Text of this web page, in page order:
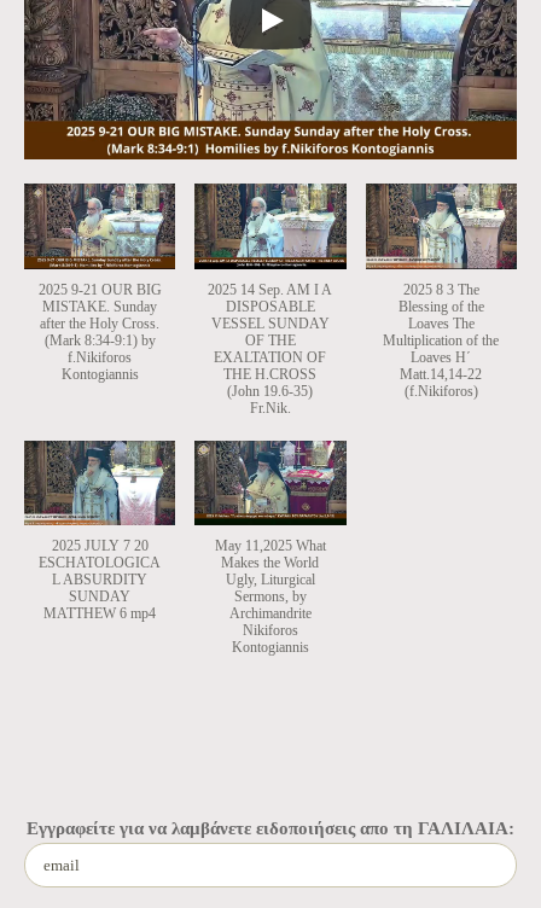
2025 9-21 OUR BIG
MISTAKE. Sunday
after the Holy Cross.
(Mark 8:34-9:1) by
f.Nikiforos
Kontogiannis
2025 14 Sep. AM I A
DISPOSABLE
VESSEL SUNDAY
OF THE
EXALTATION OF
THE H.CROSS
(John 19.6-35)
Fr.Nik.
2025 8 3 The
Blessing of the
Loaves The
Multiplication of the
Loaves Η΄
Μatt.14,14-22
(f.Nikiforos)
2025 JULY 7 20
ESCHATOLOGICA
L ABSURDITY
SUNDAY
MATTHEW 6 mp4
May 11,2025 What
Makes the World
Ugly, Liturgical
Sermons, by
Archimandrite
Nikiforos
Kontogiannis
Εγγραφείτε για να λαμβάνετε ειδοποιήσεις απο τη ΓΑΛΙΛΑΙΑ: